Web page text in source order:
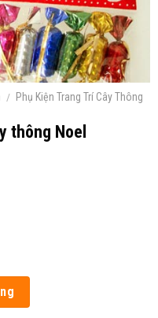
/ Phụ Kiện Trang Trí Cây Thông
thông Noel
lượng